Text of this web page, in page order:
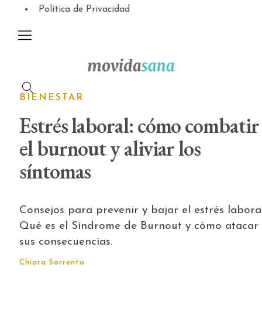
Política de Privacidad
BIENESTAR
Estrés laboral: cómo combatir
el burnout y aliviar los
síntomas
Consejos para prevenir y bajar el estrés
Qué es el Síndrome de Burnout y cómo atacar
sus consecuencias.
Chiara Sorrento